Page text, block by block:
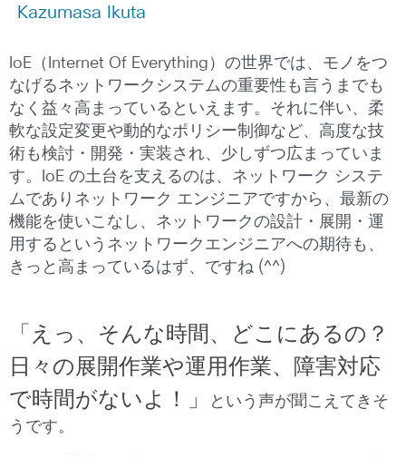
Kazumasa Ikuta
IoE（Internet Of Everything）の世界では、モノをつ
なげるネットワークシステムの重要性も言うまでも
なく益々高まっているといえます。それに伴い、柔
軟な設定変更や動的なポリシー制御など、高度な技
術も検討・開発・実装され、少しずつ広まっていま
す。IoE の土台を支えるのは、ネットワーク システ
ムでありネットワーク エンジニアですから、最新の
機能を使いこなし、ネットワークの設計・展開・運
用するというネットワークエンジニアへの期待も、
きっと高まっているはず、ですね (^^)
「えっ、そんな時間、どこにあるの？
日々の展開作業や運用作業、障害対応
で時間がないよ！」
という声が聞こえてきそ
うです。